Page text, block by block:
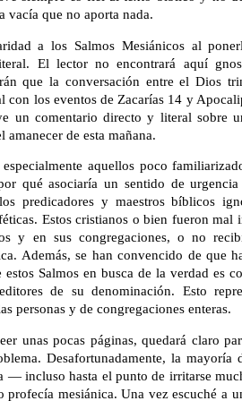
vacía que no aporta nada.
a los Salmos Mesiánicos al
El lector no encontrará aquí
que la conversación entre el Dios
con los eventos de Zacarías 14 y
un comentario directo y literal sobre
amanecer de esta mañana.
aquellos poco
qué asociaría un sentido de
predicadores y maestros bíblicos
Estos cristianos o bien fueron
y en sus congregaciones, o no
Además, se han convencido de que
estos Salmos en busca de la verdad es
de su denominación. Esto
personas y de congregaciones enteras.
unas pocas páginas, quedará claro
Desafortunadamente, la
— incluso hasta el punto de irritarse
profecía mesiánica. Una vez escuché a